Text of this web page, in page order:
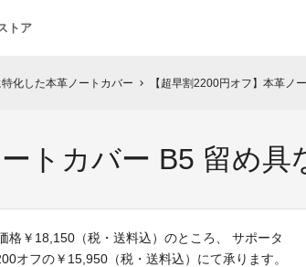
トア
化した本革ノートカバー chevron_right 【超早割2200円オフ】本革
ートカバー B5 留め
格￥18,150（税・送料込）のところ、 サポータ
オフの￥15,950（税・送料込）にて承ります。